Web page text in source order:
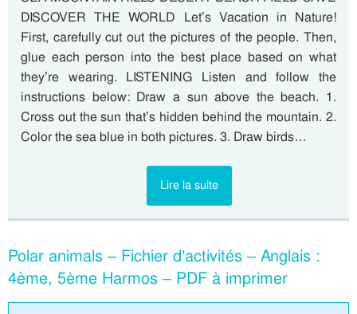
DISCOVER THE WORLD Let’s Vacation in Nature!
First, carefully cut out the pictures of the people. Then,
glue each person into the best place based on what
they’re wearing. LISTENING Listen and follow the
instructions below: Draw a sun above the beach. 1.
Cross out the sun that’s hidden behind the mountain. 2.
Color the sea blue in both pictures. 3. Draw birds…
Lire la suite
Polar animals – Fichier d’activités – Anglais :
4ème, 5ème Harmos – PDF à imprimer